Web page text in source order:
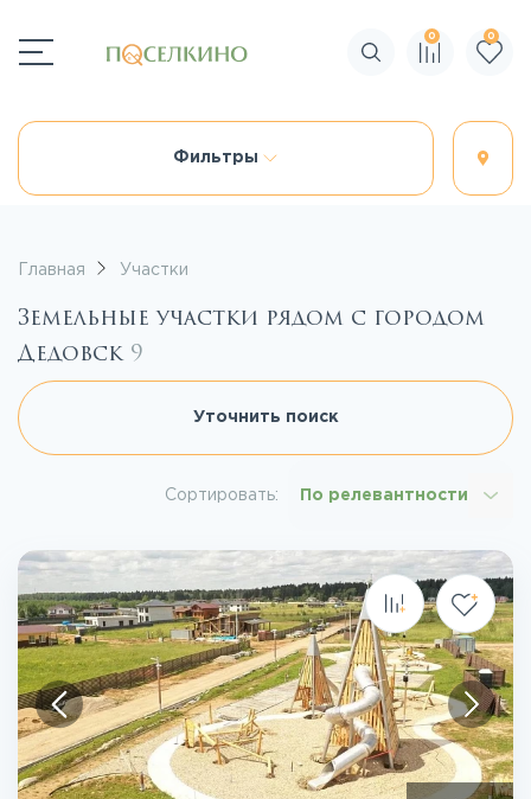
Поиск по сайту
0 0
Фильтры
Главная Участки
Земельные участки рядом с городом
Дедовск 9
Уточнить поиск
Сортировать: По релевантности